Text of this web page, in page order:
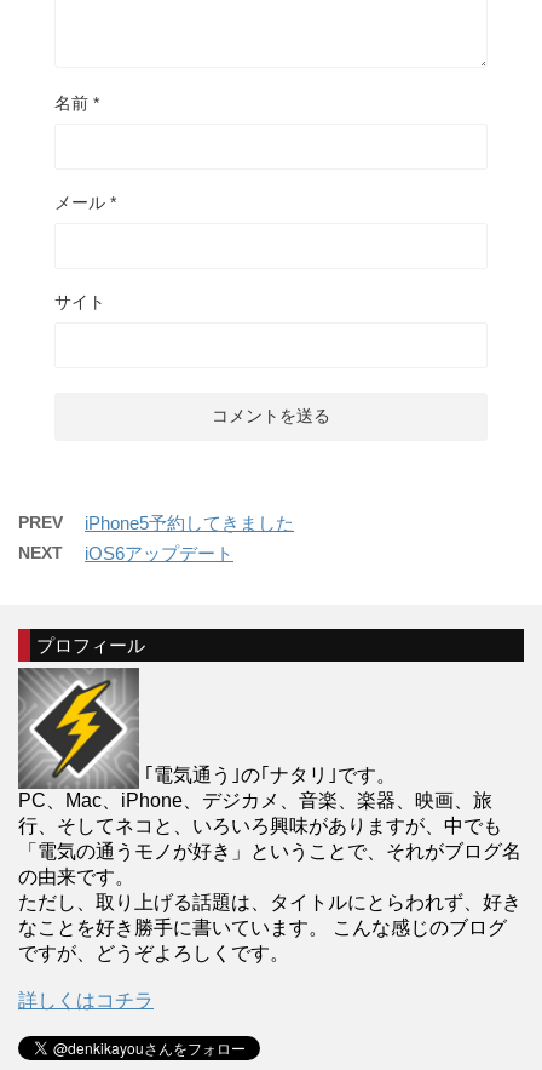
名前 *
メール *
サイト
PREV iPhone5予約してきました
NEXT iOS6アップデート
プロフィール
｢電気通う｣の｢ナタリ｣です。
PC、Mac、iPhone、デジカメ、音楽、楽器、映画、旅
行、そしてネコと、いろいろ興味がありますが、中でも
「電気の通うモノが好き」ということで、それがブログ名
の由来です。
ただし、取り上げる話題は、タイトルにとらわれず、好き
なことを好き勝手に書いています。 こんな感じのブログ
ですが、どうぞよろしくです。
詳しくはコチラ